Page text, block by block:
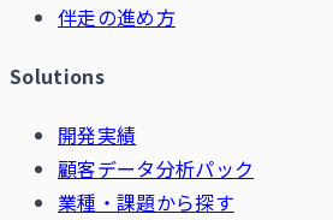
伴走の進め方
Solutions
開発実績
顧客データ分析パック
業種・課題から探す